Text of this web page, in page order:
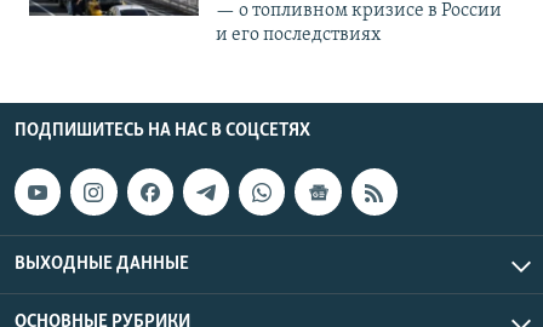
— о топливном кризисе в России
и его последствиях
ПОДПИШИТЕСЬ НА НАС В СОЦСЕТЯХ
ВЫХОДНЫЕ ДАННЫЕ
ОСНОВНЫЕ РУБРИКИ